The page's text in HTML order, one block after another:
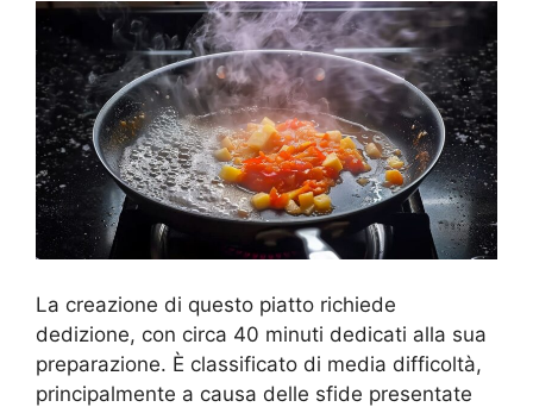
La creazione di questo piatto richiede
dedizione, con circa 40 minuti dedicati alla sua
preparazione. È classificato di media difficoltà,
principalmente a causa delle sfide presentate